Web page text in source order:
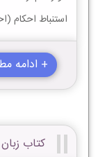
استنباط احکام
+ ادامه
کتاب